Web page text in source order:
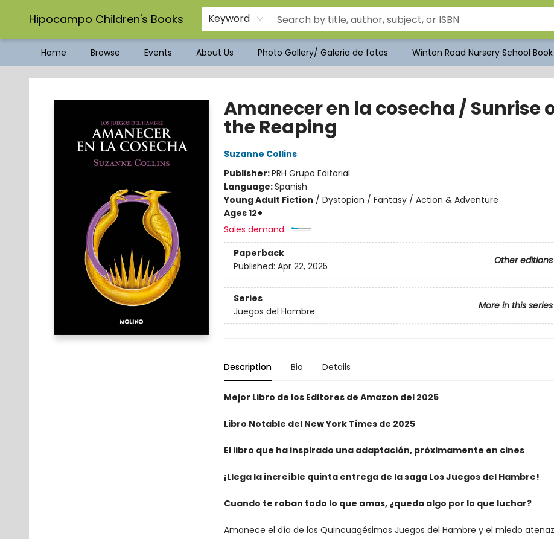
Hipocampo Children's Books Keyword
Home Browse Events About Us Photo Gallery/ Galeria de fotos Winton Road Nursery School Book
Hipocampo Children's Books
Amanecer en la cosecha / Sunrise
the Reaping
Suzanne Collins
Publisher:PRH Grupo Editorial
Language:Spanish
Young Adult Fiction / Dystopian / Fantasy / Action & Adventure
Ages 12+
Sales demand:
Paperback
Other editions
Published: Apr 22, 2025
Series
More in this series
Juegos del Hambre
Description Bio Details
Mejor Libro de los Editores de Amazon del 2025
Libro Notable del New York Times de 2025
El libro que ha inspirado una adaptación, próximamente en cines
¡Llega la increíble quinta entrega de la saga Los Juegos del Hambre!
Cuando te roban todo lo que amas, ¿queda algo por lo que luchar?
Amanece el día de los Quincuagésimos Juegos del Hambre y el miedo